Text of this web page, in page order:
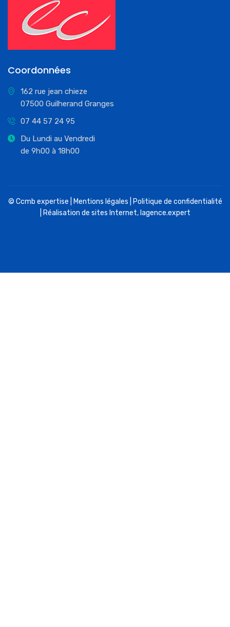
Coordonnées
162 rue jean chieze
07500 Guilherand Granges
07 44 57 24 95
Du Lundi au Vendredi
de 9h00 à 18h00
© Ccmb expertise | Mentions légales
Politique de confidentialité
| Réalisation de sites Internet, lagence.expert